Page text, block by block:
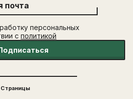
почта
персональных
с политикой
Страницы